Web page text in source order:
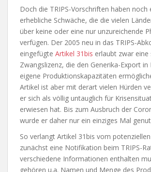
Doch die TRIPS-Vorschriften haben noch
erhebliche Schwäche, die die vielen
über keine oder eine nur unzureichende
verfügen. Der 2005 neu in das TRIPS-
eingefügte Artikel 31bis erlaubt zwar eine
Zwangslizenz, die den Generika-Export in
eigene Produktionskapazitäten
Artikel ist aber mit derart vielen Hürden
er sich als völlig untauglich für
erwiesen hat. Bis zum Ausbruch der
wurde er daher nur ein einziges Mal
So verlangt Artikel 31bis vom
zunächst eine Notifikation beim TRIPS-
verschiedene Informationen enthalten
gehören u.a. Namen und Menge des